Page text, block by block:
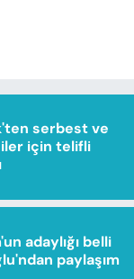
serbest ve
için telifli
adaylığı belli
paylaşım